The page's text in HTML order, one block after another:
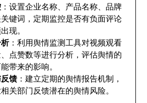
：设置企业名称、产品名称、品牌
键词，定期监控是否有负面评论
现。
：利用舆情监测工具对视频观看
点赞数等进行分析，评估舆情的
带来的影响。
馈 ：建立定期的舆情报告机制，
关部门反馈潜在的舆情风险。